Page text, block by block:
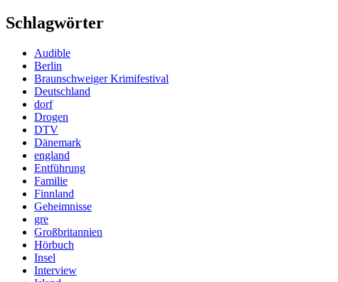
Schlagwörter
Audible
Berlin
Braunschweiger Krimifestival
Deutschland
dorf
Drogen
DTV
Dänemark
england
Entführung
Familie
Finnland
Geheimnisse
gre
Großbritannien
Hörbuch
Insel
Interview